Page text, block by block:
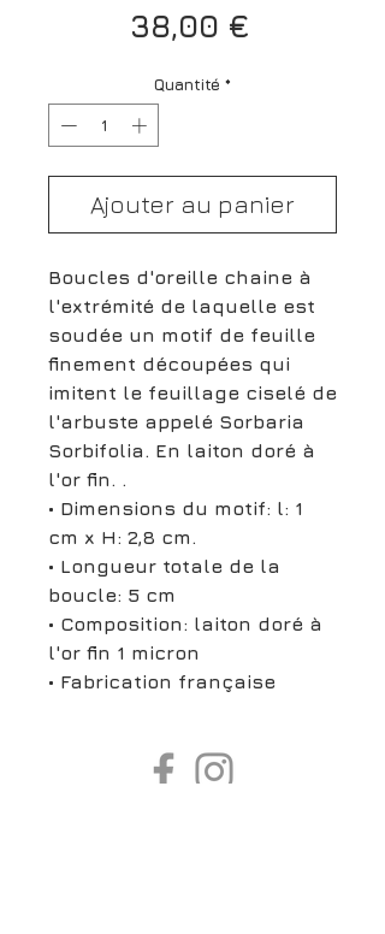
38,00 €
Quantité *
Ajouter au panier
Boucles d'oreille chaine à
l'extrémité de laquelle est
soudée un motif de feuille
finement découpées qui
imitent le feuillage ciselé de
l'arbuste appelé Sorbaria
Sorbifolia. En laiton doré à
l'or fin. .
• Dimensions du motif: l: 1
cm x H: 2,8 cm.
• Longueur totale de la
boucle: 5 cm
• Composition: laiton doré à
l'or fin 1 micron
• Fabrication française